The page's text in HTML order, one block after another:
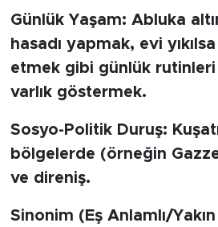
Günlük Yaşam: Abluka
hasadı yapmak, evi
etmek gibi günlük
varlık göstermek.
Sosyo-Politik Duruş:
bölgelerde (örneğin
ve direniş.
Sinonim (Eş Anlamlı/